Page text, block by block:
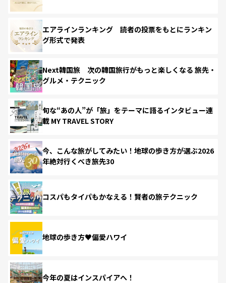
エアラインランキング 読者の投票をもとにランキン
グ形式で発表
Next韓国旅 次の韓国旅行がもっと楽しくなる 旅先・
グルメ・テクニック
旬な“あの人”が「旅」をテーマに語るインタビュー連
載 MY TRAVEL STORY
今、こんな旅がしてみたい！地球の歩き方が選ぶ2026
年絶対行くべき旅先30
コスパもタイパもかなえる！賢者の旅テクニック
地球の歩き方♥偏愛ハワイ
今年の夏はインスパイアへ！